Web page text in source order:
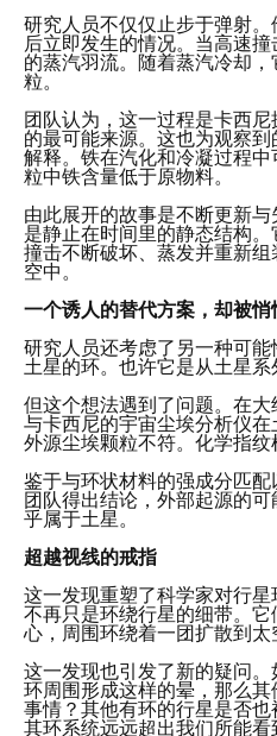
研究人员不仅仅止步于弹射
后立即发生的情况。当高速
的蒸汽羽流。随着蒸汽冷却
粒。
团队认为，这一过程是卡西
的最可能来源。这也为观察
解释。铁在汽化和冷凝过程
粒中铁含量低于原物料。
由此展开的故事是不断更新
是静止在时间里的静态结构。
撞击不断破坏、蒸发并重新
空中。
一个诱人的替代方案，却被悄
研究人员还考虑了另一种可
土星的环。也许它是从土星
但这个想法遇到了问题。在
与卡西尼的宇宙尘埃分析仪
外源尘埃颗粒不符。化学指
鉴于与环状材料的强成分匹配
团队得出结论，外部起源的
乎属于土星。
超越视线的戒指
这一发现重塑了科学家对行
不再只是环绕行星的细带。
心，周围环绕着一团扩散到
这一发现也引发了新的疑问
环周围形成这样的晕，那么
事情？其他有环的行星是否
其环系统远远超出我们所能看